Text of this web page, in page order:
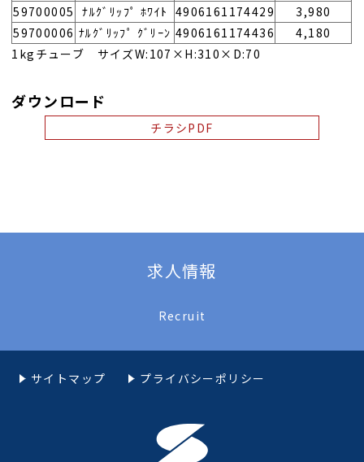
59700005
ﾅﾙｸﾞﾘｯﾌﾟ ﾎﾜｲﾄ 4906161174429
3,980
59700006 ﾅﾙｸﾞﾘｯﾌﾟ ｸﾞﾘｰﾝ 4906161174436
4,180
1kgチューブ サイズW:107×H:310×D:70
ダウンロード
チラシPDF
求人情報
Recruit
サイトマップ プライバシーポリシー